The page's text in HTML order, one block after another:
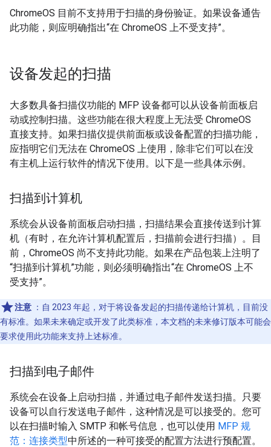
ChromeOS 目前不支持用于扫描的身份验证。如果设备通告
此功能，则应明确指出“在 ChromeOS 上不受支持”。
设备发起的扫描
大多数具备扫描仪功能的 MFP 设备都可以从设备前面板启
动或控制扫描。这些功能在很大程度上无法受 ChromeOS
直接支持。如果扫描仪提供前面板或设备配置的扫描功能，
应指明它们无法在 ChromeOS 上使用，除非它们可以在没
有主机上运行软件的情况下使用。以下是一些具体示例。
扫描到计算机
系统会从设备前面板启动扫描，扫描结果会直接传送到计算
机（有时，在允许计算机配置后，扫描前会进行扫描）。目
前，ChromeOS 尚不支持此功能。如果在产品包装上注明了
“扫描到计算机”功能，则必须明确指出“在 ChromeOS 上不
受支持”。
注意 ：自 2023 年起，对于将设备发起的扫描传递给计算机，目前没
有标准。如果未来确定或开发了此类标准，本文档的未来修订版本可能会
要求使用此功能来支持上述标准。
扫描到电子邮件
系统会在设备上启动扫描，并通过电子邮件发送扫描。只要
设备可以自行发送电子邮件，这种情况是可以接受的。您可
以在扫描时输入 SMTP 和帐号信息，也可以使用 MFP 规
范：连接类型中所述的一种可接受的配置方法进行预配置。